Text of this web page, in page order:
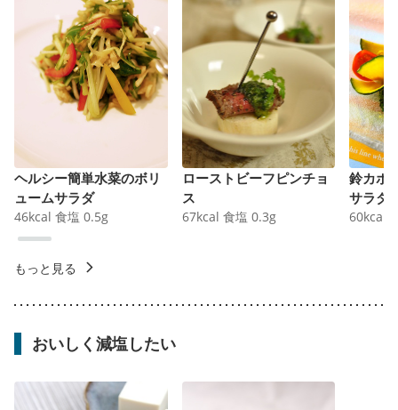
ヘルシー簡単水菜のボリ
ュームサラダ
46kcal 食塩 0.5g
ローストビーフピンチョ
ス
67kcal 食塩 0.3g
鈴カボ
サラダ
60kcal
もっと見る
おいしく減塩したい